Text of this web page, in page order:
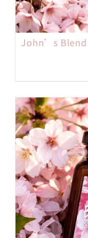
John’s Blend